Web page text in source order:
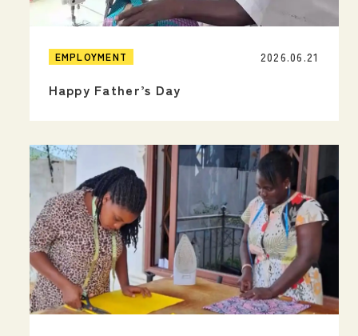
EMPLOYMENT
Happy Father’s Day
2026.06.21